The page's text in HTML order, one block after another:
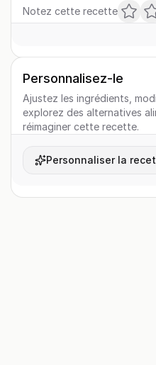
Notez cette recette
Personnalisez-le
Ajustez les ingrédients,
explorez des alternatives
réimaginer cette recette.
Personnaliser la